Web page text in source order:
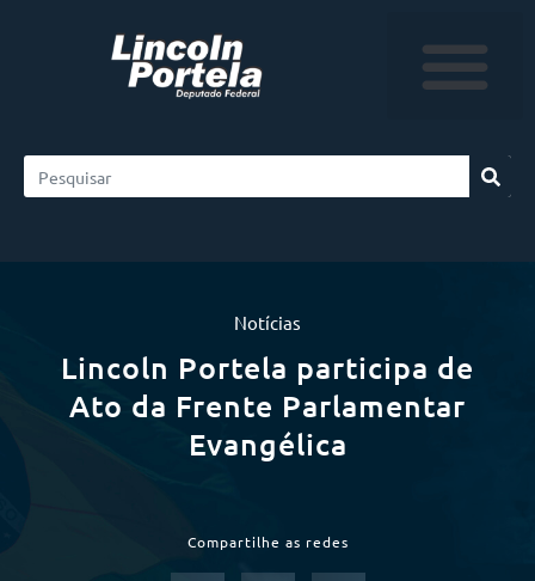
Notícias
Lincoln Portela participa de
Ato da Frente Parlamentar
Evangélica
Compartilhe as redes